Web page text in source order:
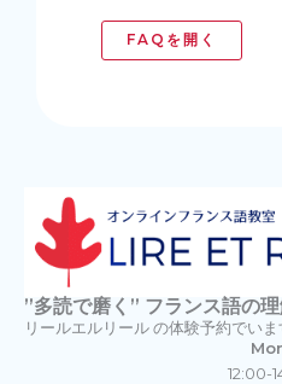
FAQを開く
”多読で磨く” フランス語の
リールエルリール の体験予約でい
12:00-